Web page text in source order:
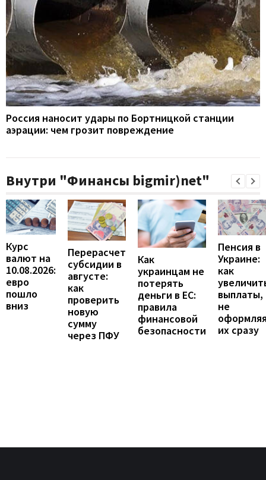
Россия наносит удары по Бортницкой станции
аэрации: чем грозит повреждение
Внутри "Финансы bigmir)net"
Курс
валют на
10.08.2026:
евро
пошло
вниз
Перерасчет
субсидии в
августе:
как
проверить
новую
сумму
через ПФУ
Как
украинцам не
потерять
деньги в ЕС:
правила
финансовой
безопасности
Пенсия в
Украине:
как
выплаты,
не
их сразу